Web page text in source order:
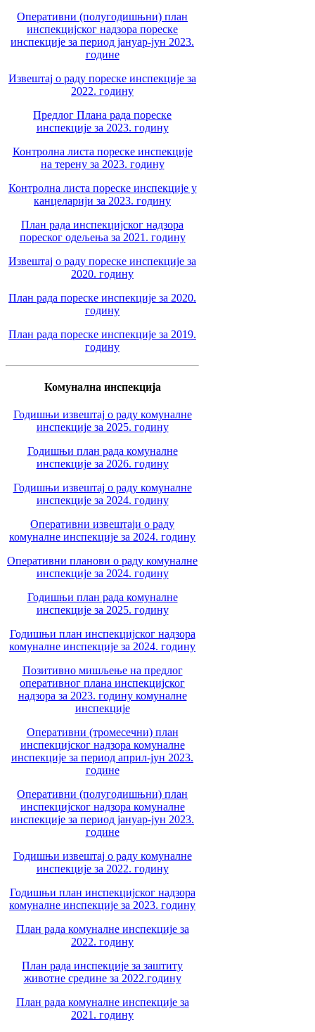
Оперативни (полугодишњни) план
инспекцијског надзора пореске
инспекције за период јануар-јун 2023.
године
Извештај о раду пореске инспекције за
2022. годину
Предлог Плана рада пореске
инспекције за 2023. годину
Контролна листа пореске инспекције
на терену за 2023. годину
Контролна листа пореске инспекције у
канцеларији за 2023. годину
План рада инспекцијског надзора
пореског одељења за 2021. годину
Извештај о раду пореске инспекције за
2020. годину
План рада пореске инспекције за 2020.
годину
План рада пореске инспекције за 2019.
годину
Комунална инспекција
Годишњи извештај о раду комуналне
инспекције за 2025. годину
Годишњи план рада комуналне
инспекције за 2026. годину
Годишњи извештај о раду комуналне
инспекције за 2024. годину
Оперативни извештаји о раду
комуналне инспекције за 2024. годину
Оперативни планови о раду комуналне
инспекције за 2024. годину
Годишњи план рада комуналне
инспекције за 2025. годину
Годишњи план инспекцијског надзора
комуналне инспекције за 2024. годину
Позитивно мишљење на предлог
оперативног плана инспекцијског
надзора за 2023. годину комуналне
инспекције
Оперативни (тромесечни) план
инспекцијског надзора комуналне
инспекције за период април-јун 2023.
године
Оперативни (полугодишњни) план
инспекцијског надзора комуналне
инспекције за период јануар-јун 2023.
године
Годишњи извештај о раду комуналне
инспекције за 2022. годину
Годишњи план инспекцијског надзора
комуналне инспекције за 2023. годину
План рада комуналне инспекције за
2022. годину
План рада инспекције за заштиту
животне средине за 2022.годину
План рада комуналне инспекције за
2021. годину